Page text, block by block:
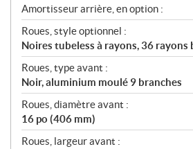
Amortisseur arrière, en option :
Roues, style optionnel :
Noires tubeless à rayons, 36 rayons
Roues, type avant :
Noir, aluminium moulé 9 branches
Roues, diamètre avant :
16 po (406 mm)
Roues, largeur avant :